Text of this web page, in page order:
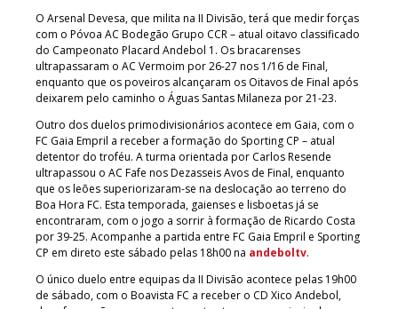
O Arsenal Devesa, que milita na II Divisão, terá que medir forças
com o Póvoa AC Bodegão Grupo CCR – atual oitavo classificado
do Campeonato Placard Andebol 1. Os bracarenses
ultrapassaram o AC Vermoim por 26-27 nos 1/16 de Final,
enquanto que os poveiros alcançaram os Oitavos de Final após
deixarem pelo caminho o Águas Santas Milaneza por 21-23.
Outro dos duelos primodivisionários acontece em Gaia, com o
FC Gaia Empril a receber a formação do Sporting CP – atual
detentor do troféu. A turma orientada por Carlos Resende
ultrapassou o AC Fafe nos Dezasseis Avos de Final, enquanto
que os leões superiorizaram-se na deslocação ao terreno do
Boa Hora FC. Esta temporada, gaienses e lisboetas já se
encontraram, com o jogo a sorrir à formação de Ricardo Costa
por 39-25. Acompanhe a partida entre FC Gaia Empril e Sporting
CP em direto este sábado pelas 18h00 na andeboltv.
O único duelo entre equipas da II Divisão acontece pelas 19h00
de sábado, com o Boavista FC a receber o CD Xico Andebol,